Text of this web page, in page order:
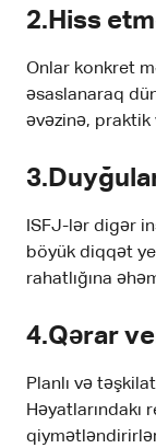
2.Hiss
Onlar konkret
əsaslanaraq
əvəzinə, praktik
ISFJ-lər digər
böyük diqqət
rahatlığına
4.Qərar
Planlı və
Həyatlarındakı